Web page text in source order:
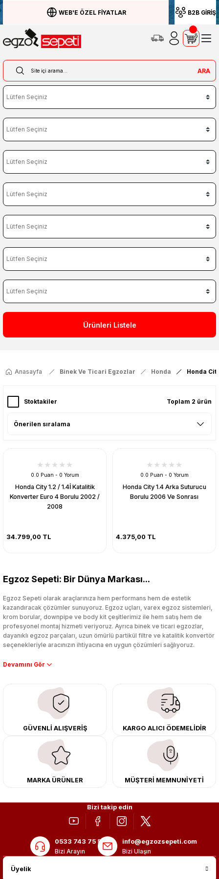
WEB'E ÖZEL FİYATLAR B2B GİRİŞ
ARA
Ürünleri Listele
Anasayfa Binek Ve Ticari Egzozlar Honda Honda
Stoktakiler Toplam 2 ürün
0.0 Puan - 0 Yorum
Honda City 1.2 / 1.4İ Katalitik
Konverter Euro 4 Borulu 2002 /
2008
34.799,00 TL
0.0 Puan - 0 Yorum
Honda City 1.4 Arka Suturucu
Borulu 2006 Ve Sonrası
4.375,00 TL
Egzoz Sepeti: Bir Dünya Markası...
Egzoz Sepeti olarak araçlarınıza hem performans hem de estetik
kazandıracak çözümler sunuyoruz. Egzoz uçları, varex egzoz sistemleri,
krom borular, downpipe ve body kit çeşitlerimiz ile hem satış hem de
profesyonel montaj hizmeti veriyoruz. Ayrıca binek ve ticari egzozlar,
dayanıklı egzoz parçaları, uzun ömürlü partikül filtre ve katalitik konvertör
seçenekleriyle aracınızın ihtiyacına en uygun çözümleri sağlıyoruz.
Performans artışı isteyen sürücüler için özel performans egzozları ve
çıkma orijinal ürünler ile yenileyebilir, body kit uygulamalarıyla aracınızın
tasarımını ve aerodinamisini üst seviyeye taşıyabilirsiniz.
Tüm ürünlerimiz orijinal, dayanıklı ve uzun ömürlüdür. İstanbul’daki montaj
merkezimizde profesyonel montaj yapıyor, Türkiye’nin her yerine güvenli
kargo ile teslimat gerçekleştiriyoruz. Aracınıza değer katmak için doğru
adres: Egzoz Sepeti.
GÜVENLİ ALIŞVERİŞ KARGO ALICI ÖDEMELİDİR
MARKA ÜRÜNLER MÜŞTERİ MEMNUNİYETİ
Bizi takip edin
0533 743 75 56
Bizi Arayın
info@egzozsepeti.com
Bizi Ulaşın
Üyelik